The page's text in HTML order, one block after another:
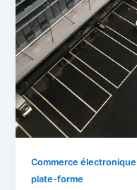
Commerce
plate-forme